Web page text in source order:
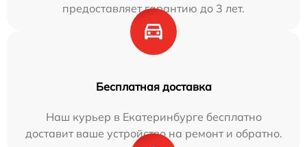
предоставляет гарантию до 3 лет.
Бесплатная доставка
Наш курьер в Екатеринбурге бесплатно
доставит ваше устройство на ремонт и обратно.